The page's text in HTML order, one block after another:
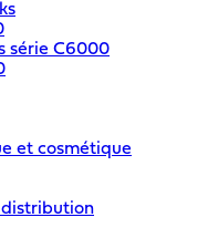
série C6000
et cosmétique